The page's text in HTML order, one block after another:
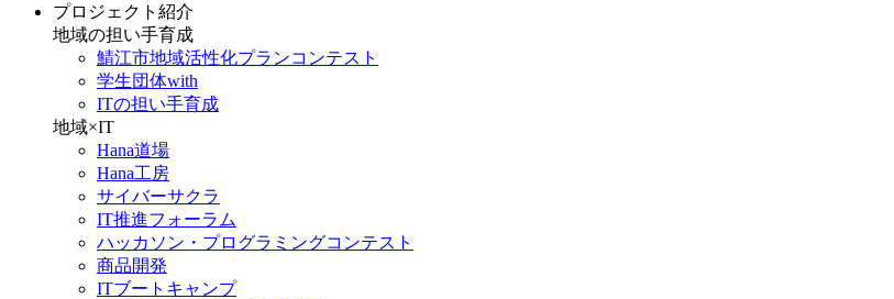
プロジェクト紹介
地域の担い手育成
鯖江市地域活性化プランコンテスト
学生団体with
ITの担い手育成
地域×IT
Hana道場
Hana工房
サイバーサクラ
IT推進フォーラム
ハッカソン・プログラミングコンテスト
商品開発
ITブートキャンプ